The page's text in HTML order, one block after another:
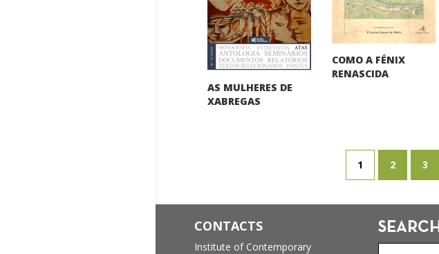
COMO A FÉNIX
RENASCIDA
AS MULHERES DE
XABREGAS
1 2 3
CONTACTS
Institute of Contemporary
SEARCH